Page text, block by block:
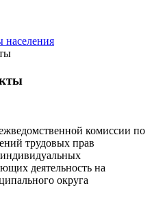
населения
комиссии по
трудовых прав
деятельность на
округа